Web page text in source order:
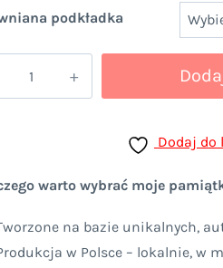
podkładka
Dodaj do
warto wybrać moje
na bazie unikalnych,
w Polsce – lokalnie, w